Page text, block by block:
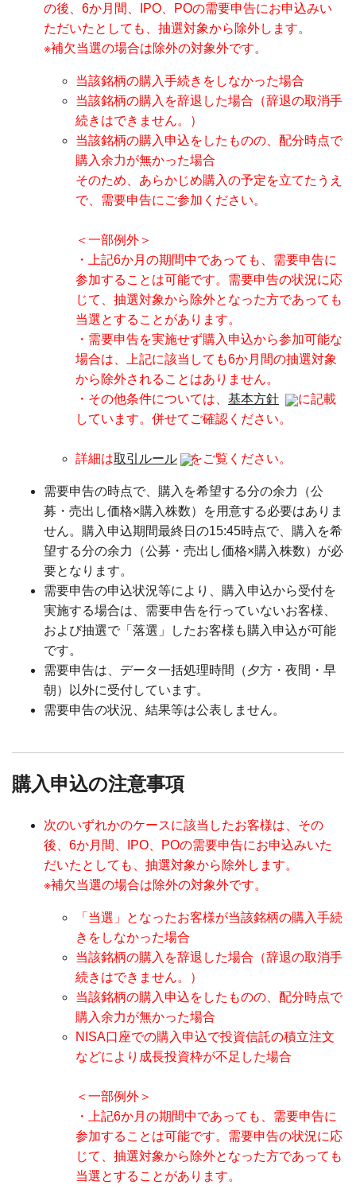
の後、6か月間、IPO、POの需要申告にお申込みい
ただいたとしても、抽選対象から除外します。
※補欠当選の場合は除外の対象外です。
当該銘柄の購入手続きをしなかった場合
当該銘柄の購入を辞退した場合（辞退の取消手
続きはできません。）
当該銘柄の購入申込をしたものの、配分時点で
購入余力が無かった場合
そのため、あらかじめ購入の予定を立てたうえ
で、需要申告にご参加ください。
＜一部例外＞
・上記6か月の期間中であっても、需要申告に
参加することは可能です。需要申告の状況に応
じて、抽選対象から除外となった方であっても
当選とすることがあります。
・需要申告を実施せず購入申込から参加可能な
場合は、上記に該当しても6か月間の抽選対象
から除外されることはありません。
・その他条件については、 基本方針
に記載
しています。併せてご確認ください。
詳細は取引ルール をご覧ください。
需要申告の時点で、購入を希望する分の余力（公
募・売出し価格×購入株数）を用意する必要はありま
せん。購入申込期間最終日の15:45時点で、購入を希
望する分の余力（公募・売出し価格×購入株数）が必
要となります。
需要申告の申込状況等により、購入申込から受付を
実施する場合は、需要申告を行っていないお客様、
および抽選で「落選」したお客様も購入申込が可能
です。
需要申告は、データ一括処理時間（夕方・夜間・早
朝）以外に受付しています。
需要申告の状況、結果等は公表しません。
購入申込の注意事項
次のいずれかのケースに該当したお客様は、その
後、6か月間、IPO、POの需要申告にお申込みいた
だいたとしても、抽選対象から除外します。
※補欠当選の場合は除外の対象外です。
「当選」となったお客様が当該銘柄の購入手続
きをしなかった場合
当該銘柄の購入を辞退した場合（辞退の取消手
続きはできません。）
当該銘柄の購入申込をしたものの、配分時点で
購入余力が無かった場合
NISA口座での購入申込で投資信託の積立注文
などにより成長投資枠が不足した場合
＜一部例外＞
・上記6か月の期間中であっても、需要申告に
参加することは可能です。需要申告の状況に応
じて、抽選対象から除外となった方であっても
当選とすることがあります。